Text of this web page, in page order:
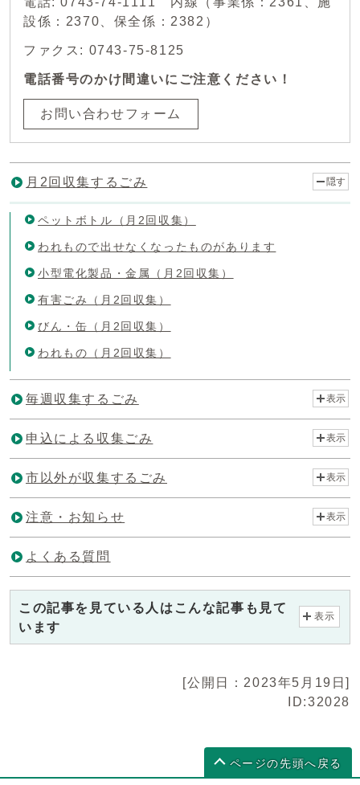
設係：2370、保全係：2382）
ファクス: 0743-75-8125
電話番号のかけ間違いにご注意ください！
お問い合わせフォーム
月2回収集するごみ 隠す
ペットボトル（月2回収集）
われもので出せなくなったものがあります
小型電化製品・金属（月2回収集）
有害ごみ（月2回収集）
びん・缶（月2回収集）
われもの（月2回収集）
毎週収集するごみ 表示
申込による収集ごみ 表示
市以外が収集するごみ 表示
注意・お知らせ 表示
よくある質問
この記事を見ている人はこんな記事も見て
います
表示
[公開日：2023年5月19日]
ID:32028
ページの先頭へ戻る